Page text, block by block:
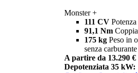
Monster +
111 CV Potenza
91,1 Nm Coppia
175 kg Peso in
senza carburante
A partire da 13.290 €
Depotenziata 35 kW: